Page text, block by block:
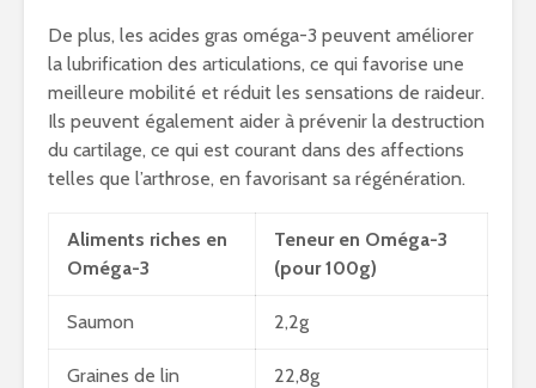
De plus, les acides gras oméga-3 peuvent améliorer
la lubrification des articulations, ce qui favorise une
meilleure mobilité et réduit les sensations de raideur.
Ils peuvent également aider à prévenir la destruction
du cartilage, ce qui est courant dans des affections
telles que l’arthrose, en favorisant sa régénération.
Aliments riches en
Oméga-3
Teneur en Oméga-3
(pour 100g)
Saumon 2,2g
Graines de lin 22,8g